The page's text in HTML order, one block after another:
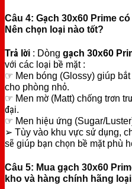
Câu 4: Gạch 30x60 Prime
Nên chọn loại nào tốt?
Trả lời : Dòng gạch 30x60
với các loại bề mặt :
☞ Men bóng (Glossy) giúp
cho phòng nhỏ.
☞ Men mờ (Matt) chống trơn
đại.
☞ Men hiệu ứng (Sugar/
➢ Tùy vào khu vực sử dụng,
sẽ giúp bạn chọn bề mặt phù
Câu 5: Mua gạch 30x60
kho và hàng chính hãng